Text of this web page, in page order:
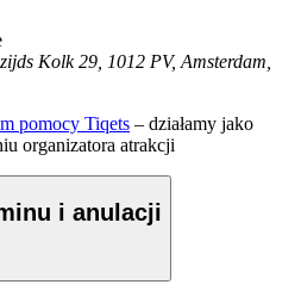
Kolk 29, 1012 PV, Amsterdam,
pomocy Tiqets – działamy jako
organizatora atrakcji
i anulacji